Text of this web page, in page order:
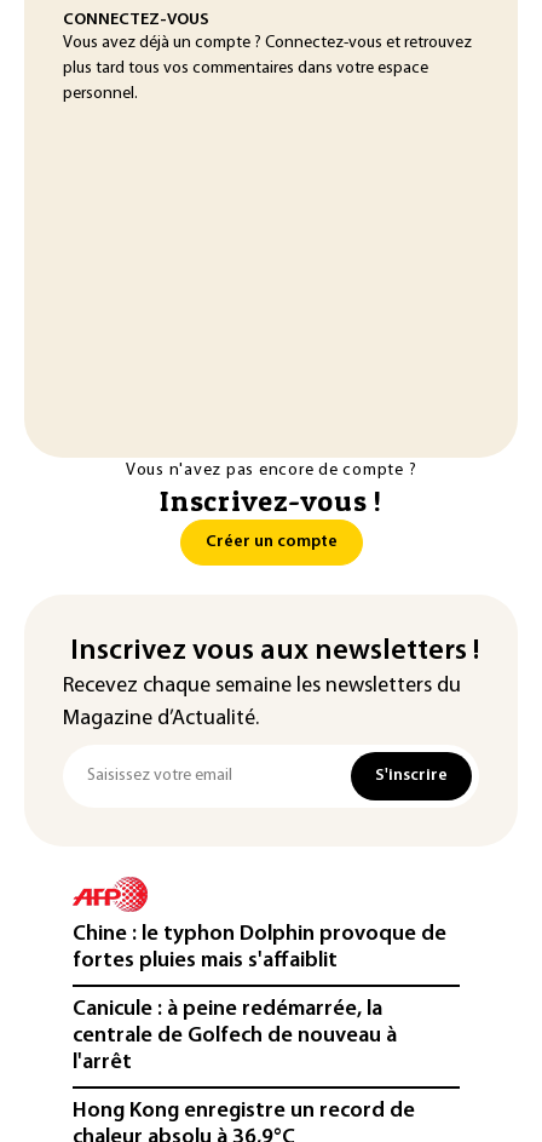
CONNECTEZ-VOUS
Vous avez déjà un compte ? Connectez-vous et retrouvez
plus tard tous vos commentaires dans votre espace
personnel.
Vous n'avez pas encore de compte ?
Inscrivez-vous !
Créer un compte
Inscrivez vous aux newsletters !
Recevez chaque semaine les newsletters du
Magazine d’Actualité.
S'inscrire
Chine : le typhon Dolphin provoque de
fortes pluies mais s'affaiblit
Canicule : à peine redémarrée, la
centrale de Golfech de nouveau à
l'arrêt
Hong Kong enregistre un record de